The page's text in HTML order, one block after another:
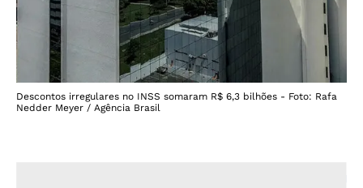
Descontos irregulares no INSS somaram R$ 6,3 bilhões - Foto: Rafa
Nedder Meyer / Agência Brasil